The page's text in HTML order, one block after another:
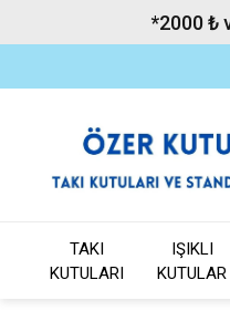
*2000 ₺
TAKI
KUTULARI
IŞIKLI
KUTULAR